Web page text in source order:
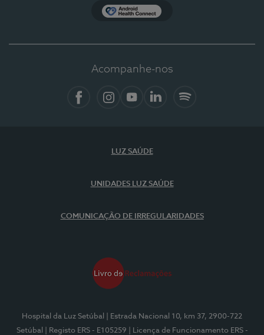
Acompanhe-nos
LUZ SAÚDE
UNIDADES LUZ SAÚDE
COMUNICAÇÃO DE IRREGULARIDADES
Hospital da Luz Setúbal
| Estrada Nacional 10, km 37, 2900-722
Setúbal
| Registo ERS - E105259
| Licença de Funcionamento ERS -